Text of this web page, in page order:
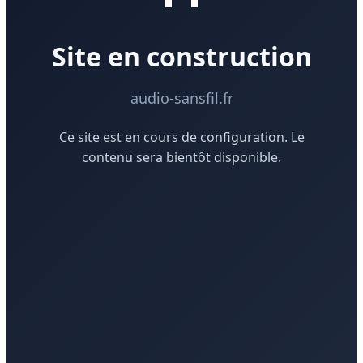
Site en construction
audio-sansfil.fr
Ce site est en cours de configuration. Le
contenu sera bientôt disponible.